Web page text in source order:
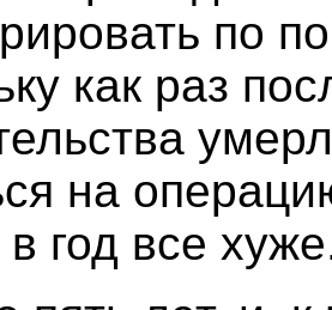
по
как раз
на
в год все